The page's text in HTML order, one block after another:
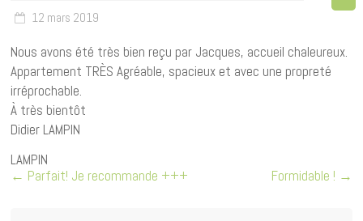
12 mars 2019
Nous avons été très bien reçu par Jacques, accueil chaleureux.
Appartement TRÈS Agréable, spacieux et avec une propreté
irréprochable.
À très bientôt
Didier LAMPIN
LAMPIN
← Parfait! Je recommande +++ Formidable ! →